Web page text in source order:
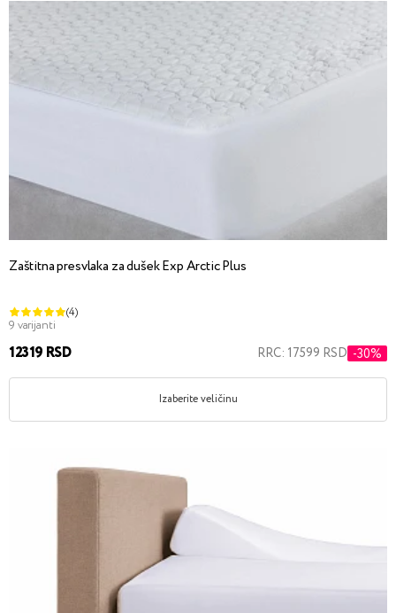
Zaštitna presvlaka za dušek Exp Arctic Plus
(4)
9 varijanti
12319 RSD RRC: 17599 RSD -30%
Izaberite veličinu